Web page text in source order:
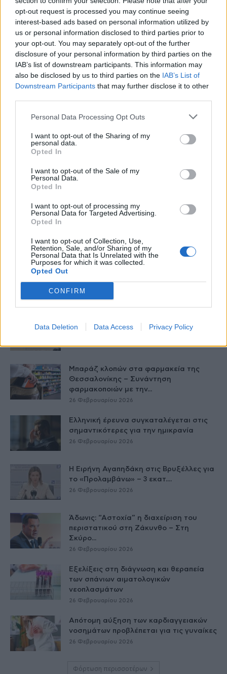
opt-out request is processed you may continue seeing
interest-based ads based on personal information utilized by
us or personal information disclosed to third parties prior to
your opt-out. You may separately opt-out of the further
disclosure of your personal information by third parties on the
IAB’s list of downstream participants. This information may
also be disclosed by us to third parties on the IAB’s List of
Downstream Participants that may further disclose it to other
Personal Data Processing Opt Outs
I want to opt-out of the Sharing of my
personal data.
Opted In
I want to opt-out of the Sale of my
Personal Data.
Opted In
I want to opt-out of processing my
Personal Data for Targeted Advertising.
Opted In
I want to opt-out of Collection, Use,
Retention, Sale, and/or Sharing of my
Personal Data that Is Unrelated with the
Purposes for which it was collected.
Opted Out
CONFIRM
Data Deletion Data Access Privacy Policy
Νοσ. Παπαγεωργίου – Νέο σύστημα
ηλεκτροχειρουργικής διαθερμίας
27 Φεβρουαρίου 2026
ΣΦΕΕ για Σπάνιες παθήσεις – Η επόμενη
πρόκληση για το σύστημα...
Ημέρα Σπανίων Παθήσεων 2026: Πάνω
27 Φεβρουαρίου 2026
Θριάσιο: 4ωρη στάση εργασίας την
Παρασκευή και συγκέντρωση στο
με...
26 Φεβρουαρίου 2026
από γρίπη
26 Φεβρουαρίου 2026
ΕE – Οι παρεμβάσεις Άδωνι Γεωργιάδη
Μπαράζ κλοπών στα φαρμακεία της
Θεσσαλονίκης – Συνάντηση
φαρμακοποιών με την...
26 Φεβρουαρίου 2026
Ελληνική έρευνα συγκαταλέγεται στις
σημαντικότερες για την ημικρανία
26 Φεβρουαρίου 2026
Η Ειρήνη Αγαπηδάκη στις Βρυξέλλες για
το «Προλαμβάνω» – 3 εκατ....
26 Φεβρουαρίου 2026
Άδωνις: “Αστοχία” η διαχείριση του
περιστατικού στη Ζάκυνθο – Στη
Σκύρο...
26 Φεβρουαρίου 2026
Εξελίξεις στη διάγνωση και θεραπεία
των σπάνιων αιματολογικών
νεοπλασμάτων
26 Φεβρουαρίου 2026
Απότομη αύξηση των καρδιαγγειακών
νοσημάτων προβλέπεται για τις γυναίκες
26 Φεβρουαρίου 2026
Φόρτωση περισσοτέρων